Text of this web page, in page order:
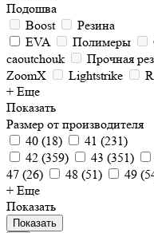
Подошва
Boost
Резина
EVA
Полимеры
caoutchouk
Прочная
ZoomX
Lightstrike
+ Еще
Показать
Размер от производителя
40 (18) 41 (231)
42 (359) 43 (351)
47 (26) 48 (51) 49 (
+ Еще
Показать
Показать